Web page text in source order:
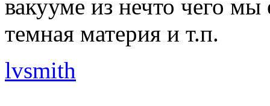
вакууме из нечто чего
темная материя и т.п.
lvsmith